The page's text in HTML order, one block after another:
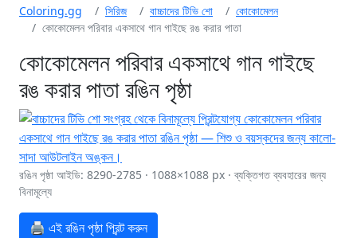
Coloring.gg সিরিজ বাচ্চাদের টিভি শো
কোকোমেলন
কোকোমেলন পরিবার একসাথে গান গাইছে রঙ করার পাতা
কোকোমেলন পরিবার একসাথে গান গাইছে
রঙ করার পাতা রঙিন পৃষ্ঠা
রঙিন পৃষ্ঠা আইডি: 8290-2785 · 1088×1088 px · ব্যক্তিগত ব্যবহারের জন্য
বিনামূল্যে
🖨️ এই রঙিন পৃষ্ঠা প্রিন্ট করুন